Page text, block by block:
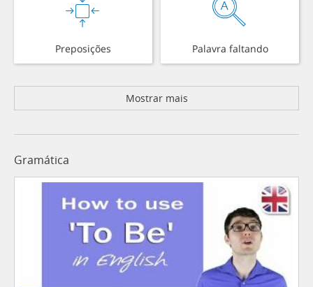
Preposições Palavra faltando
Mostrar mais
Gramática